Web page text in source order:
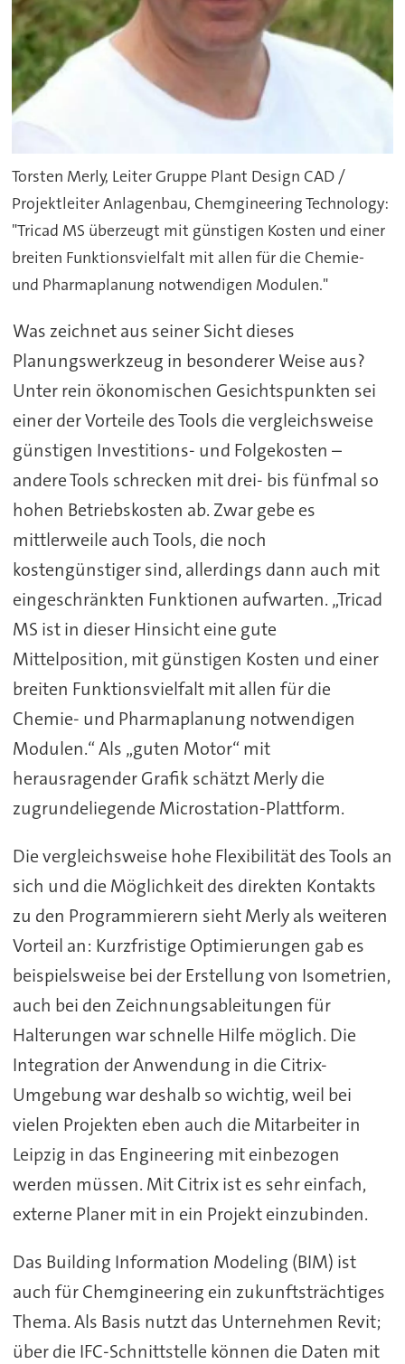
Torsten Merly, Leiter Gruppe Plant Design CAD /
Projektleiter Anlagenbau, Chemgineering Technology:
"Tricad MS überzeugt mit günstigen Kosten und einer
breiten Funktionsvielfalt mit allen für die Chemie-
und Pharmaplanung notwendigen Modulen."
Was zeichnet aus seiner Sicht dieses
Planungswerkzeug in besonderer Weise aus?
Unter rein ökonomischen Gesichtspunkten sei
einer der Vorteile des Tools die vergleichsweise
günstigen Investitions- und Folgekosten –
andere Tools schrecken mit drei- bis fünfmal so
hohen Betriebskosten ab. Zwar gebe es
mittlerweile auch Tools, die noch
kostengünstiger sind, allerdings dann auch mit
eingeschränkten Funktionen aufwarten. „Tricad
MS ist in dieser Hinsicht eine gute
Mittelposition, mit günstigen Kosten und einer
breiten Funktionsvielfalt mit allen für die
Chemie- und Pharmaplanung notwendigen
Modulen.“ Als „guten Motor“ mit
herausragender Grafik schätzt Merly die
zugrundeliegende Microstation-Plattform.
Die vergleichsweise hohe Flexibilität des Tools an
sich und die Möglichkeit des direkten Kontakts
zu den Programmierern sieht Merly als weiteren
Vorteil an: Kurzfristige Optimierungen gab es
beispielsweise bei der Erstellung von Isometrien,
auch bei den Zeichnungsableitungen für
Halterungen war schnelle Hilfe möglich. Die
Integration der Anwendung in die Citrix-
Umgebung war deshalb so wichtig, weil bei
vielen Projekten eben auch die Mitarbeiter in
Leipzig in das Engineering mit einbezogen
werden müssen. Mit Citrix ist es sehr einfach,
externe Planer mit in ein Projekt einzubinden.
Das Building Information Modeling (BIM) ist
auch für Chemgineering ein zukunftsträchtiges
Thema. Als Basis nutzt das Unternehmen Revit;
über die IFC-Schnittstelle können die Daten mit